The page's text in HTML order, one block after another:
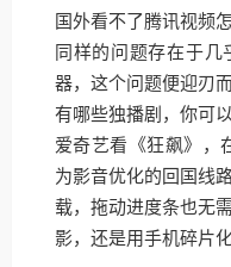
国外看不了腾讯视频
同样的问题存在于几
器，这个问题便迎刃
有哪些独播剧，你可
爱奇艺看《狂飙》，
为影音优化的回国线
载，拖动进度条也无
影，还是用手机碎片